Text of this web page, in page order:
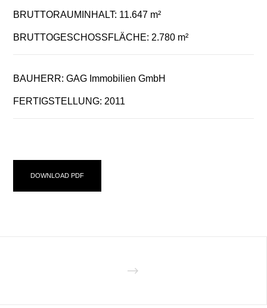
BRUTTORAUMINHALT: 11.647 m²
BRUTTOGESCHOSSFLÄCHE: 2.780 m²
BAUHERR: GAG Immobilien GmbH
FERTIGSTELLUNG: 2011
DOWNLOAD PDF